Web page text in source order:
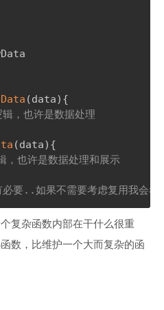
(data) {
，也许是数据处理
(data) {
也许是数据处理和展示
要..如果不需要考虑复用我会考
复杂函数内部在干什么很重
数，比维护一个大而复杂的函